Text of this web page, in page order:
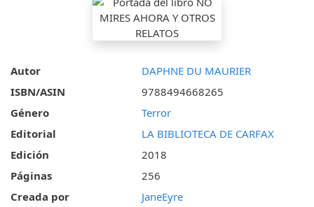
Autor
DAPHNE DU MAURIER
ISBN/ASIN
9788494668265
Género
Terror
Editorial
LA BIBLIOTECA DE CARFAX
Edición
2018
Páginas
256
Creada por
JaneEyre